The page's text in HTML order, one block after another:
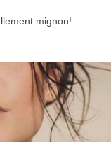
mignon!